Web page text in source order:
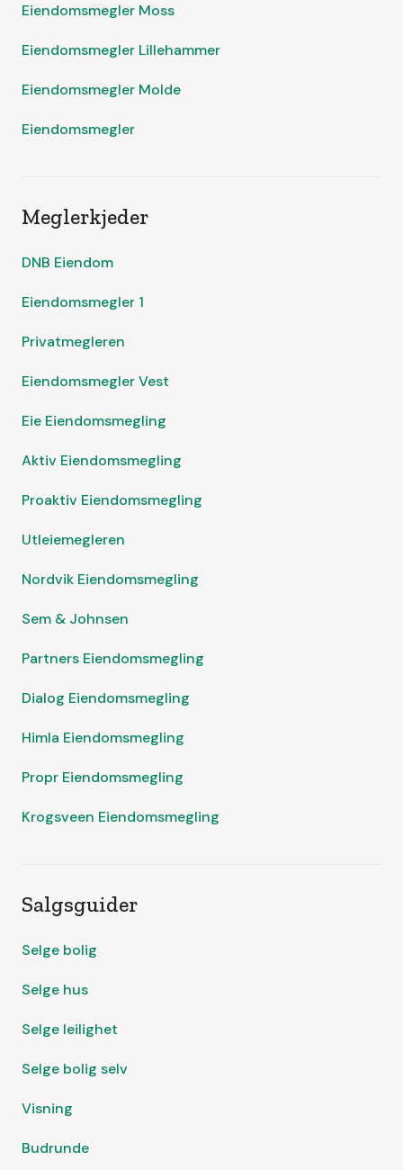
Eiendomsmegler Moss
Eiendomsmegler Lillehammer
Eiendomsmegler Molde
Eiendomsmegler
Meglerkjeder
DNB Eiendom
Eiendomsmegler 1
Privatmegleren
Eiendomsmegler Vest
Eie Eiendomsmegling
Aktiv Eiendomsmegling
Proaktiv Eiendomsmegling
Utleiemegleren
Nordvik Eiendomsmegling
Sem & Johnsen
Partners Eiendomsmegling
Dialog Eiendomsmegling
Himla Eiendomsmegling
Propr Eiendomsmegling
Krogsveen Eiendomsmegling
Salgsguider
Selge bolig
Selge hus
Selge leilighet
Selge bolig selv
Visning
Budrunde